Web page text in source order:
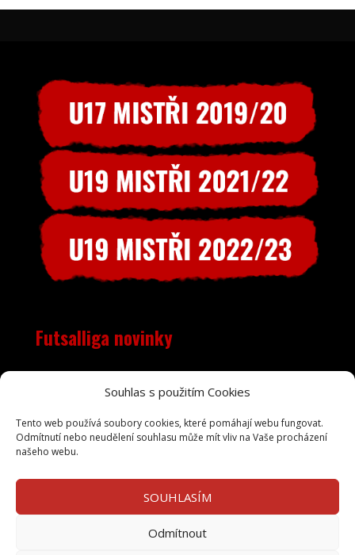
Souhlas s použitím Cookies
Tento web používá soubory cookies, které pomáhají webu fungovat.
Odmítnutí nebo neudělení souhlasu může mít vliv na Vaše procházení
našeho webu.
SOUHLASÍM
Odmítnout
Futsalliga novinky
Objevila se nečekaná chyba, RSS zdroj je pravděpodobně
mimo provoz. Zkuste to prosím později.